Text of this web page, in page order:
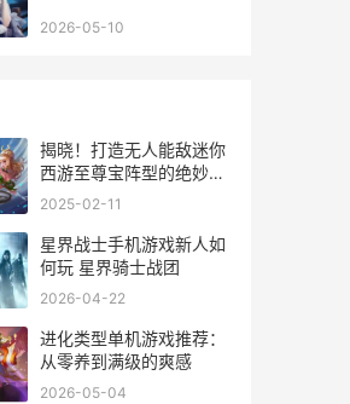
2026-05-10
揭晓！打造无人能敌迷你
西游至尊宝阵型的绝妙组
合
2025-02-11
星界战士手机游戏新人如
何玩 星界骑士战团
2026-04-22
进化类型单机游戏推荐：
从零养到满级的爽感
2026-05-04